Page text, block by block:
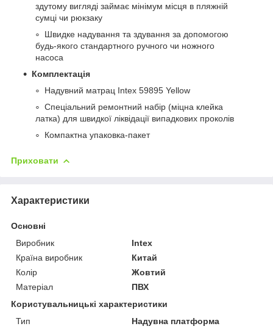
здутому вигляді займає мінімум місця в пляжній
сумці чи рюкзаку
Швидке надування та здування за допомогою
будь-якого стандартного ручного чи ножного
насоса
Комплектація
Надувний матрац Intex 59895 Yellow
Спеціальний ремонтний набір (міцна клейка
латка) для швидкої ліквідації випадкових проколів
Компактна упаковка-пакет
Приховати
Характеристики
Основні
Виробник
Intex
Країна виробник
Китай
Колір
Жовтий
Матеріал
ПВХ
Користувальницькі характеристики
Тип
Надувна платформа